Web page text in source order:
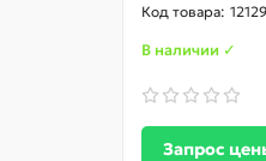
12129
В наличии ✓
Запрос